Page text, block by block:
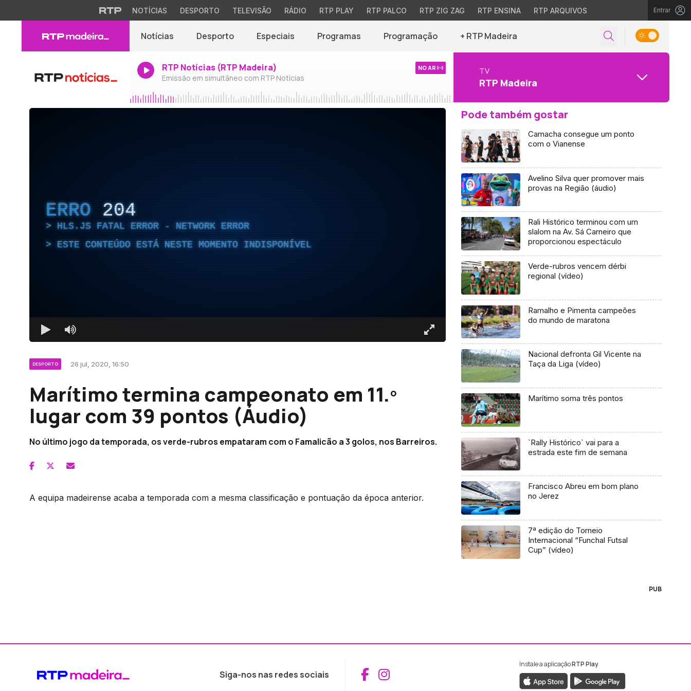
NOTÍCIAS DESPORTO TELEVISÃO RÁDIO RTP PLAY RTP PALCO RTP ZIG ZAG RTP ENSINA RTP ARQUIVOS Entrar
Notícias Desporto Especiais Programas Programação + RTP Madeira
RTP Notícias (RTP Madeira)
Emissão em simultâneo com RTP Notícias
NO AR TV
RTP Madeira
ERRO 204
HLS.JS FATAL ERROR - NETWORK ERROR
ESTE CONTEÚDO ESTÁ NESTE MOMENTO INDISPONÍVEL
DESPORTO 26 jul, 2020, 16:50
Marítimo termina campeonato em 11.º
lugar com 39 pontos (Áudio)
No último jogo da temporada, os verde-rubros empataram com o Famalicão a 3 golos, nos Barreiros.
A equipa madeirense acaba a temporada com a mesma classificação e pontuação da época anterior.
Pode também gostar
Camacha consegue um ponto
com o Vianense
Avelino Silva quer promover mais
provas na Região (áudio)
Rali Histórico terminou com um
slalom na Av. Sá Carneiro que
proporcionou espectáculo
Verde-rubros vencem dérbi
regional (vídeo)
Ramalho e Pimenta campeões
do mundo de maratona
Nacional defronta Gil Vicente na
Taça da Liga (vídeo)
Marítimo soma três pontos
`Rally Histórico` vai para a
estrada este fim de semana
Francisco Abreu em bom plano
no Jerez
7ª edição do Torneio
Internacional “Funchal Futsal
Cup” (vídeo)
PUB
Siga-nos nas redes sociais Aceder ao Facebook da RTP Madeira
Aceder ao Instagram da RTP Madeira
Instale a aplicaçãoRTP Play